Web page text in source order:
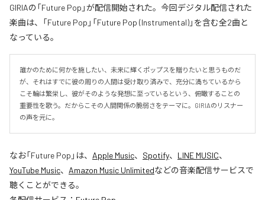
GIRIAの「Future Pop」が配信開始された。今回デジタル配信された
楽曲は、「Future Pop」「Future Pop (Instrumental)」を含む全2曲と
なっている。
誰かのために何かを施したい、未来に輝くポップスを贈りたいと思うものだ
が、それはすでに彼の周りの人間は受け取り済みで、充分に満ちているから
こそ輪は繁栄し、彼がそのような発想に至っているという、俯瞰することの
重要性を歌う。だからこその人間関係の脆弱さをテーマに。GIRIAのリスナー
の声を元に。
なお「Future Pop 」は、 Apple Music、 Spotify、 LINE MUSIC、
YouTube Music、 Amazon Music Unlimitedなどの音楽配信サービスで
聴くことができる。